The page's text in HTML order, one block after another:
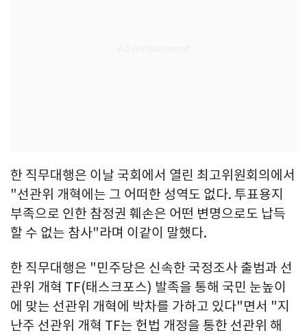
한 직무대행은 이날 국회에서 열린 최고위원회의에서
"선관위 개혁에는 그 어떠한 성역도 없다. 투표용지
부족으로 인한 참정권 훼손은 어떤 변명으로도 납득
할 수 없는 참사"라며 이같이 말했다.
한 직무대행은 "민주당은 신속한 국정조사 출범과 선
관위 개혁 TF(태스크포스) 발족을 통해 국민 눈높이
에 맞는 선관위 개혁에 박차를 가하고 있다"면서 "지
난주 선관위 개혁 TF는 헌법 개정을 통한 선관위 해